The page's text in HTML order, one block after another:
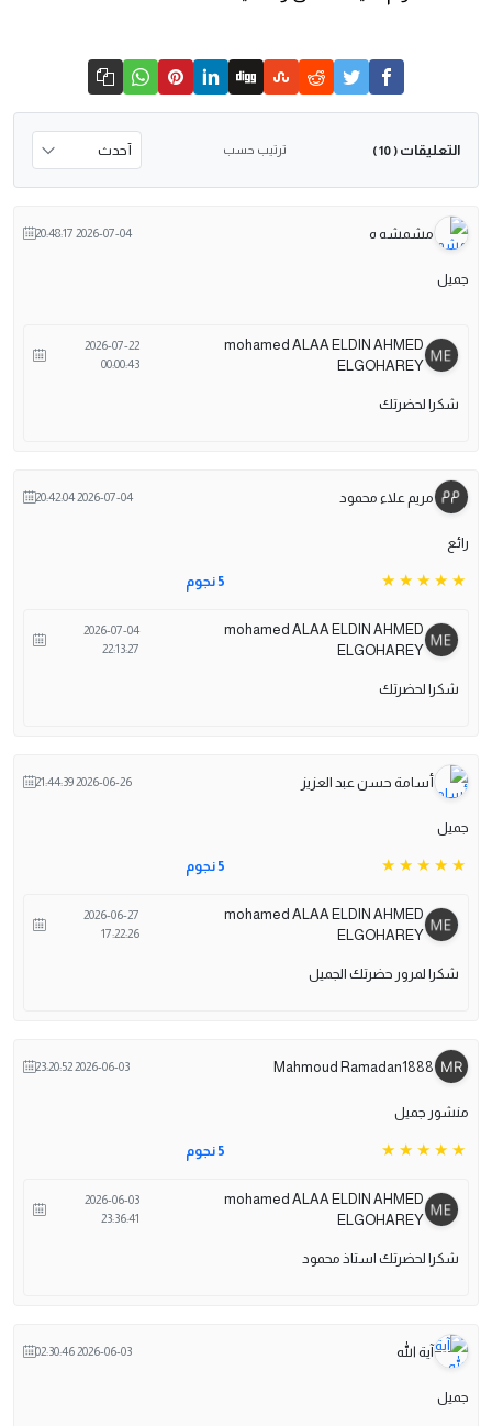
التعليقات ( 10 ) ترتيب حسب
مشمشه ه 2026-07-04 20:48:17
جميل
mohamed ALAA ELDIN AHMED
ELGOHAREY
2026-07-22
00:00:43
شكرا لحضرتك
مريم علاء محمود 2026-07-04 20:42:04
رائع
5 نجوم
mohamed ALAA ELDIN AHMED
ELGOHAREY
2026-07-04
22:13:27
شكرا لحضرتك
أسامة حسن عبد العزيز 2026-06-26 21:44:39
جميل
5 نجوم
mohamed ALAA ELDIN AHMED
ELGOHAREY
2026-06-27
17:22:26
شكرا لمرور حضرتك الجميل
Mahmoud Ramadan1888
2026-06-03 23:20:52
منشور جميل
5 نجوم
mohamed ALAA ELDIN AHMED
ELGOHAREY
2026-06-03
23:36:41
شكرا لحضرتك استاذ محمود
آية الله 2026-06-03 02:30:46
جميل